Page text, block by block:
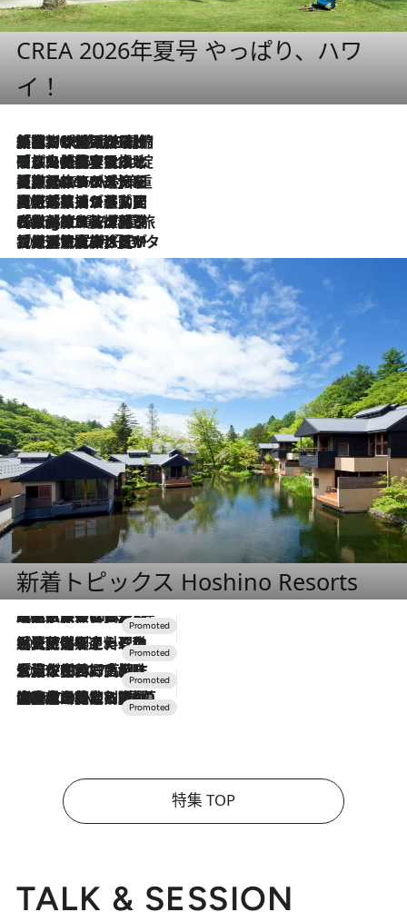
CREA 2026年夏号 やっぱり、ハワ
イ！
2026.8.6
「荷物が増えるほど旅ストレスは増す」美容ジャーナリストがたどり着いた最終結論。“化粧品を劇的に減らす”感動の凝縮美容とは
2026.8.6
「旅先には金髪ウィッグを持参」日本と同じメイクでは損してる!? 美容ジャーナリストが提案する“掟破りの旅美容”とは
2026.8.6
【厳選旅コスメ】「身軽さ＆UV対策重視！」ヘアアーティストshucoが選んだ夏旅ベストコスメを発表【Mサイズジップ】
2026.8.5
【厳選旅コスメ】国内をあちこち移動する河井菜摘が選んだ夏旅ベストコスメ発表！「リラックスアイテムはマスト」【Mサイズジップ】
2026.8.4
【厳選旅コスメ】「紫外線＆乾燥対策しながらメイク感も！」ヘア＆メイクGeorgeが選んだ夏旅ベストコスメを発表！【Mサイズジップ】
2026.8.3
【厳選旅コスメ】「保湿もタイパ重視！」“サウナ好き”タレント清水みさとが愛用する夏旅ベストコスメを発表！【Mサイズジップ】
新着トピックス Hoshino Resorts
2026.7.31
【ホテル帰省】という選択肢をOMOが提案。家族とほどよい距離を保つには「昼は実家、夜は気兼ねなくホテルで！」
2026.7.24
【夏限定ディナーコース】旬を迎える稚鮎や花ズッキーニなどをイタリア・トスカーナの郷土料理の手法で満喫！
2026.7.17
「土佐和ハーブかき氷」がOMO7高知に登場！生姜、山椒、大葉など目にも舌にも涼を呼ぶ郷土の味
2026.7.10
NEW OPEN！【界 草津】名湯の地に誕生。趣の異なる2種の温泉と上州ならではの会席・蕎麦割烹など美食を味わう究極の癒やし旅
特集 TOP
TALK & SESSION